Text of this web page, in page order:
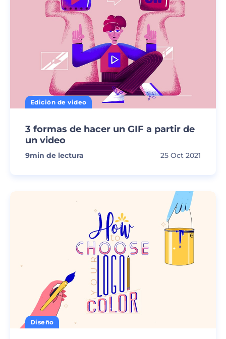
Edición de video
3 formas de hacer un GIF a partir de
un video
9min de lectura 25 Oct 2021
Diseño